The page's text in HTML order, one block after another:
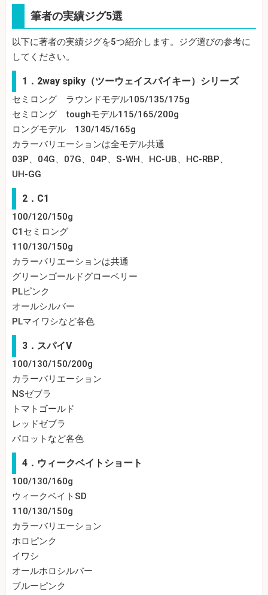
筆者の実績ジグ5選
以下に著者の実績ジグを5つ紹介します。ジグ選びの参考に
してください。
1．2way spiky（ツーウェイスパイキー）シリーズ
セミロング ラウンドモデル105/135/175g
セミロング toughモデル115/165/200g
ロングモデル 130/145/165g
カラーバリエーションは全モデル共通
03P、04G、07G、04P、S-WH、HC-UB、HC-RBP、
UH-GG
2．C1
100/120/150g
C1セミロング
110/130/150g
カラーバリエーションは共通
グリーンゴールドグローベリー
PLピンク
オールシルバー
PLマイワシなど各色
3．スパイV
100/130/150/200g
カラーバリエーション
NSゼブラ
トマトゴールド
レッドゼブラ
パロットなど各色
4．ウィークベイトショート
100/130/160g
ウィークベイトSD
110/130/150g
カラーバリエーション
ホロピンク
イワシ
オールホロシルバー
ブルーピンク